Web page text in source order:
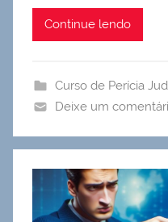
Continue lendo
Curso de Perícia
Deixe um